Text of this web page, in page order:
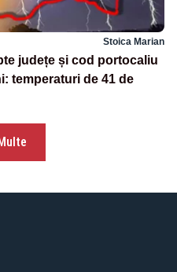
Stoica Marian
județe și cod portocaliu
temperaturi de 41 de